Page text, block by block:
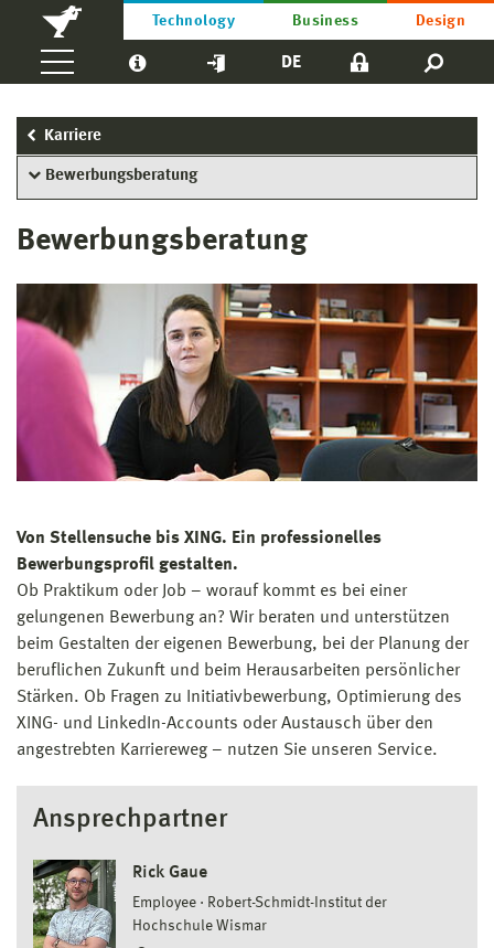
Technology Business Design
DE
Karriere
Bewerbungsberatung
Bewerbungsberatung
Von Stellensuche bis XING. Ein professionelles
Bewerbungsprofil gestalten.
Ob Praktikum oder Job – worauf kommt es bei einer
gelungenen Bewerbung an? Wir beraten und unterstützen
beim Gestalten der eigenen Bewerbung, bei der Planung der
beruflichen Zukunft und beim Herausarbeiten persönlicher
Stärken. Ob Fragen zu Initiativbewerbung, Optimierung des
XING- und LinkedIn-Accounts oder Austausch über den
angestrebten Karriereweg – nutzen Sie unseren Service.
Ansprechpartner
Rick Gaue
Employee
Robert-Schmidt-Institut der
Hochschule Wismar